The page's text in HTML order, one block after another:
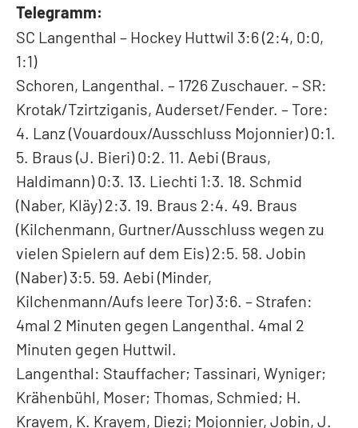
Telegramm:
SC Langenthal – Hockey Huttwil 3:6 (2:4, 0:0,
1:1)
Schoren, Langenthal. – 1726 Zuschauer. – SR:
Krotak/Tzirtziganis, Auderset/Fender. – Tore:
4. Lanz (Vouardoux/Ausschluss Mojonnier) 0:1.
5. Braus (J. Bieri) 0:2. 11. Aebi (Braus,
Haldimann) 0:3. 13. Liechti 1:3. 18. Schmid
(Naber, Kläy) 2:3. 19. Braus 2:4. 49. Braus
(Kilchenmann, Gurtner/Ausschluss wegen zu
vielen Spielern auf dem Eis) 2:5. 58. Jobin
(Naber) 3:5. 59. Aebi (Minder,
Kilchenmann/Aufs leere Tor) 3:6. – Strafen:
4mal 2 Minuten gegen Langenthal. 4mal 2
Minuten gegen Huttwil.
Langenthal: Stauffacher; Tassinari, Wyniger;
Krähenbühl, Moser; Thomas, Schmied; H.
Krayem, K. Krayem, Diezi; Mojonnier, Jobin, J.